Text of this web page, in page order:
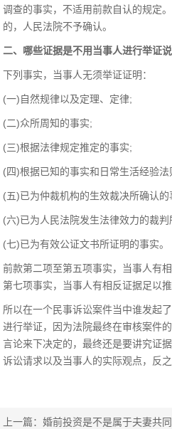
调查的事实，不适用前款自认的规定
的，人民法院不予确认。
二、哪些证据是不用当事人进行举证
下列事实，当事人无须举证证明：
(一)自然规律以及定理、定律;
(二)众所周知的事实;
(三)根据法律规定推定的事实;
(四)根据已知的事实和日常生活经验
(五)已为仲裁机构的生效裁决所确认的
(六)已为人民法院发生法律效力的裁
(七)已为有效公证文书所证明的事实。
前款第二项至第五项事实，当事人有
第七项事实，当事人有相反证据足以推
所以在一个民事诉讼案件当中谁发起
进行举证，因为法院最终在审核案件
言论来下决定的，最终还是要讲究证
诉讼请求以及当事人的实际观点，反之
上一篇：婚前投资是不是属于夫妻共